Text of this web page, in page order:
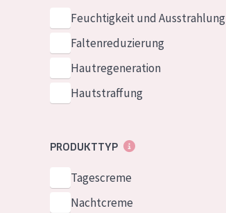
Feuchtigkeit und Ausstrahlung
Faltenreduzierung
Hautregeneration
Hautstraffung
PRODUKTTYP
Tagescreme
Nachtcreme